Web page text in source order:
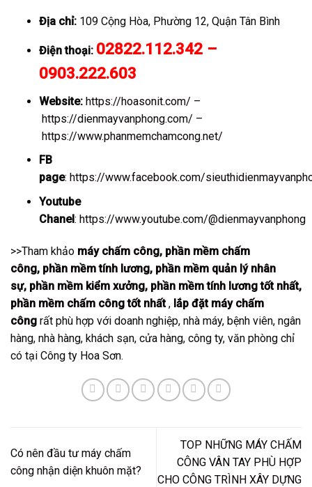
Địa chỉ:109 Cộng Hòa, Phường 12, Quận Tân Bình
Điện thoại: 02822.112.342 –
0903.222.603
Website: https://hoasonit.com/ –
https://dienmayvanphong.com/ –
https://www.phanmemchamcong.net/
FB
page: https://www.facebook.com/
Youtube
Chanel: https://www.youtube.com/@dienmayvanphong
>>Tham khảo máy chấm công, phần mềm chấm
công, phần mềm tính lương, phần mềm quản lý nhân
sự, phần mềm kiểm xưởng, phần mềm tính lương tốt nhất,
phần mềm chấm công tốt nhất, lắp đặt máy chấm
công rất phù hợp với doanh nghiệp, nhà máy, bệnh viên, ngân
hàng, nhà hàng, khách sạn, cửa hàng, công ty, văn phòng chỉ
có tại Công ty Hoa Sơn.
Có nên đầu tư máy chấm
công nhận diện khuôn mặt?
TOP NHỮNG MÁY CHẤM
CÔNG VÂN TAY PHÙ HỢP
CHO CÔNG TRÌNH XÂY DỰNG